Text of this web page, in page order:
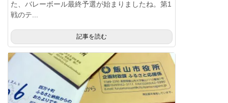
た、バレーボール最終予選が始まりましたね。第1
戦のテ...
記事を読む